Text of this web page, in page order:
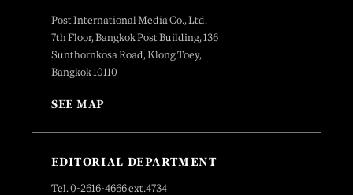
Post International Media Co., Ltd.
7th Floor, Bangkok Post Building, 136
Sunthornkosa Road, Klong Toey,
Bangkok 10110
SEE MAP
EDITORIAL DEPARTMENT
Tel. 0-2616-4666 ext.4734